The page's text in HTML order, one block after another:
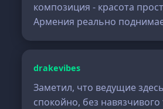
композиция - красота
Армения реально
drakevibes
Заметил, что ведущие
спокойно, без